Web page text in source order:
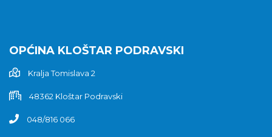
OPĆINA KLOŠTAR PODRAVSKI
Kralja Tomislava 2
48362 Kloštar Podravski
048/816 066